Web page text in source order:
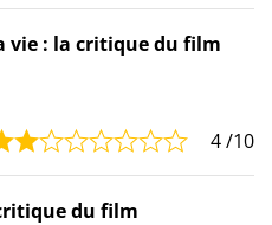
vie : la critique du film
4/10
du film